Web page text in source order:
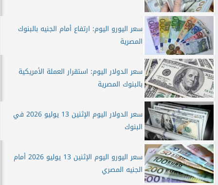
سعر اليورو اليوم: ارتفاع أمام الجنيه بالبنوك
المصرية
سعر الدولار اليوم: استقرار العملة الأمريكية
بالبنوك المصرية
سعر الدولار اليوم الإثنين 13 يوليو 2026 في
البنوك
سعر اليورو اليوم الإثنين 13 يوليو 2026 أمام
الجنيه المصري